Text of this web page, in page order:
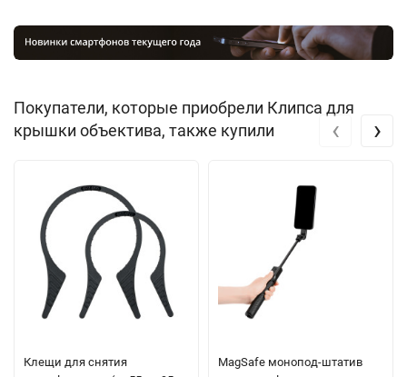
Покупатели, которые приобрели Клипса для
крышки объектива, также купили
Клещи для снятия
MagSafe монопод-штатив
‹ ›